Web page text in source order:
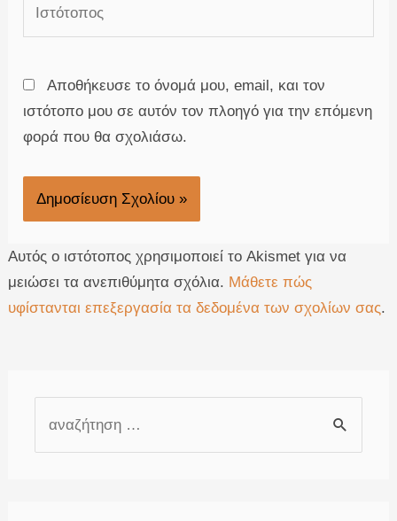
Αποθήκευσε το όνομά μου, email, και τον
ιστότοπο μου σε αυτόν τον πλοηγό για την επόμενη
φορά που θα σχολιάσω.
Αυτός ο ιστότοπος χρησιμοποιεί το Akismet για να
μειώσει τα ανεπιθύμητα σχόλια. Μάθετε πώς
υφίστανται επεξεργασία τα δεδομένα των σχολίων σας.